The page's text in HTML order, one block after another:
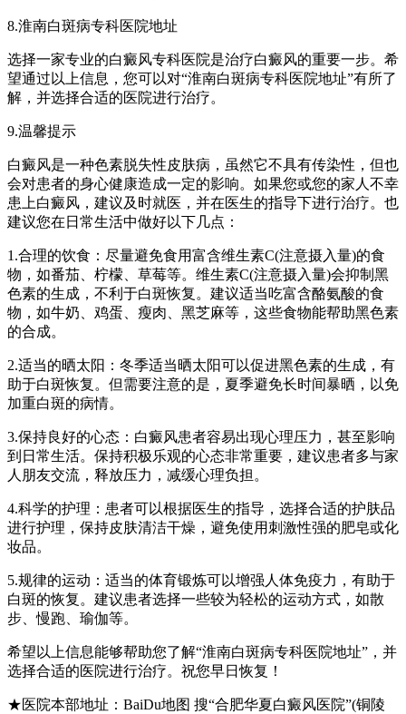
8.淮南白斑病专科医院地址
选择一家专业的白癜风专科医院是治疗白癜风的重要一步。希
望通过以上信息，您可以对“淮南白斑病专科医院地址”有所了
解，并选择合适的医院进行治疗。
9.温馨提示
白癜风是一种色素脱失性皮肤病，虽然它不具有传染性，但也
会对患者的身心健康造成一定的影响。如果您或您的家人不幸
患上白癜风，建议及时就医，并在医生的指导下进行治疗。也
建议您在日常生活中做好以下几点：
1.合理的饮食：尽量避免食用富含维生素C(注意摄入量)的食
物，如番茄、柠檬、草莓等。维生素C(注意摄入量)会抑制黑
色素的生成，不利于白斑恢复。建议适当吃富含酪氨酸的食
物，如牛奶、鸡蛋、瘦肉、黑芝麻等，这些食物能帮助黑色素
的合成。
2.适当的晒太阳：冬季适当晒太阳可以促进黑色素的生成，有
助于白斑恢复。但需要注意的是，夏季避免长时间暴晒，以免
加重白斑的病情。
3.保持良好的心态：白癜风患者容易出现心理压力，甚至影响
到日常生活。保持积极乐观的心态非常重要，建议患者多与家
人朋友交流，释放压力，减缓心理负担。
4.科学的护理：患者可以根据医生的指导，选择合适的护肤品
进行护理，保持皮肤清洁干燥，避免使用刺激性强的肥皂或化
妆品。
5.规律的运动：适当的体育锻炼可以增强人体免疫力，有助于
白斑的恢复。建议患者选择一些较为轻松的运动方式，如散
步、慢跑、瑜伽等。
希望以上信息能够帮助您了解“淮南白斑病专科医院地址”，并
选择合适的医院进行治疗。祝您早日恢复！
★医院本部地址：BaiDu地图 搜“合肥华夏白癜风医院”(铜陵